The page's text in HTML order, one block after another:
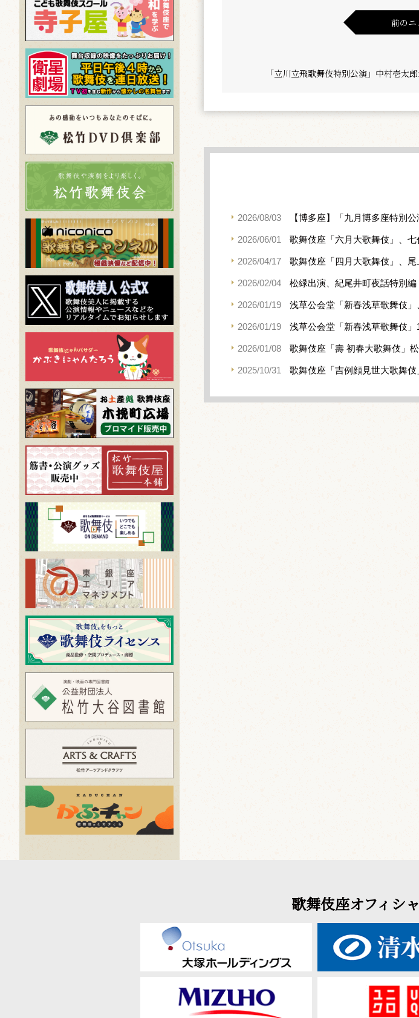
前のニ
「立川立飛歌舞伎特別公演」中村壱太
2026/08/03 【博多座】「九月博多座特別
2026/06/01 歌舞伎座「六月大歌舞伎」、
2026/04/17 歌舞伎座「四月大歌舞伎」、
2026/02/04 松緑出演、紀尾井町夜話特別
2026/01/19 浅草公会堂「新春浅草歌舞伎
2026/01/19 浅草公会堂「新春浅草歌舞伎
2026/01/08 歌舞伎座「壽 初春大歌舞伎」
2025/10/31 歌舞伎座「吉例顔見世大歌舞
歌舞伎座オフィシ